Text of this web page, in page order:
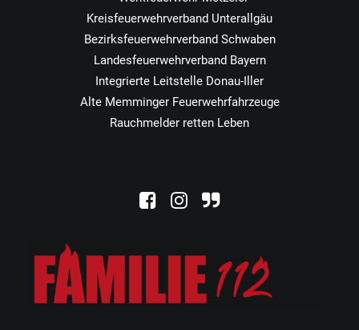
Kreisfeuerwehrverband Unterallgäu
Bezirksfeuerwehrverband Schwaben
Landesfeuerwehrverband Bayern
Integrierte Leitstelle Donau-Iller
Alte Memminger Feuerwehrfahrzeuge
Rauchmelder retten Leben